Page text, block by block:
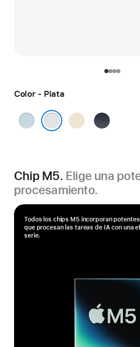
Color - Plata
Azul cielo
Blanco
estrella
Medianoche
Chip M5. Elige una
procesamiento.
Todos los chips M5 incorporan
que procesan las tareas de IA con una
serie.